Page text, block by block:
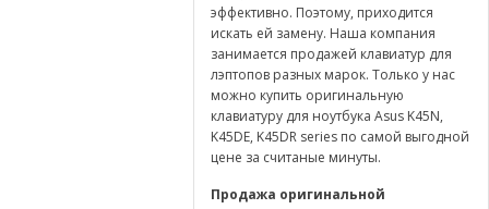
эффективно. Поэтому, приходится
искать ей замену. Наша компания
занимается продажей клавиатур для
лэптопов разных марок. Только у нас
можно купить оригинальную
клавиатуру для ноутбука Asus K45N,
K45DE, K45DR series по самой выгодной
цене за считаные минуты.
Продажа оригинальной